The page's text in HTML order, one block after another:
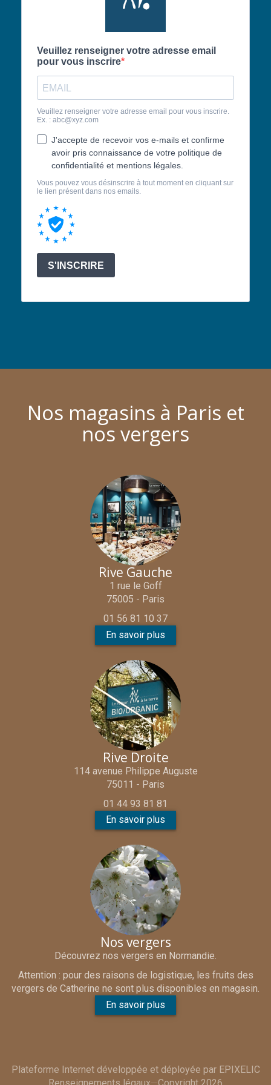
Nos magasins à Paris et
nos vergers
Rive Gauche
1 rue le Goff
75005 - Paris
01 56 81 10 37
En savoir plus
Rive Droite
114 avenue Philippe Auguste
75011 - Paris
01 44 93 81 81
En savoir plus
Nos vergers
Découvrez nos vergers en Normandie.
Attention : pour des raisons de logistique, les fruits des
vergers de Catherine ne sont plus disponibles en magasin.
En savoir plus
Plateforme Internet développée et déployée par EPIXELIC